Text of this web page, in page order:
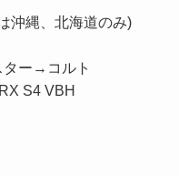
沖縄、北海道のみ)
ー→コルト
S4 VBH